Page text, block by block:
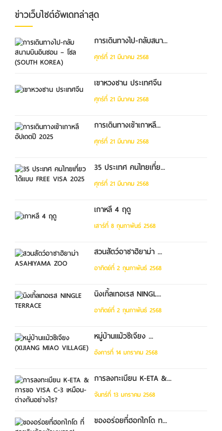
ข่าวเว็บไซต์อัพเดทล่าสุด
การเดินทางไป-กลับสนา...
ศุกร์ที่ 21 มีนาคม 2568
เขาหวงซาน ประเทศจีน
ศุกร์ที่ 21 มีนาคม 2568
การเดินทางเข้าเกาหลี...
ศุกร์ที่ 21 มีนาคม 2568
35 ประเทศ คนไทยเที่ย...
ศุกร์ที่ 21 มีนาคม 2568
เกาหลี 4 ฤดู
เสาร์ที่ 8 กุมภาพันธ์ 2568
สวนสัตว์อาซาฮิยาม่า ...
อาทิตย์ที่ 2 กุมภาพันธ์ 2568
นิงเกิ้ลเทอเรส NINGL...
อาทิตย์ที่ 2 กุมภาพันธ์ 2568
หมู่บ้านแม้วซีเจียง ...
อังคารที่ 14 มกราคม 2568
การลงทะเบียน K-ETA &...
จันทร์ที่ 13 มกราคม 2568
ของอร่อยที่ฮอกไกโด ท...